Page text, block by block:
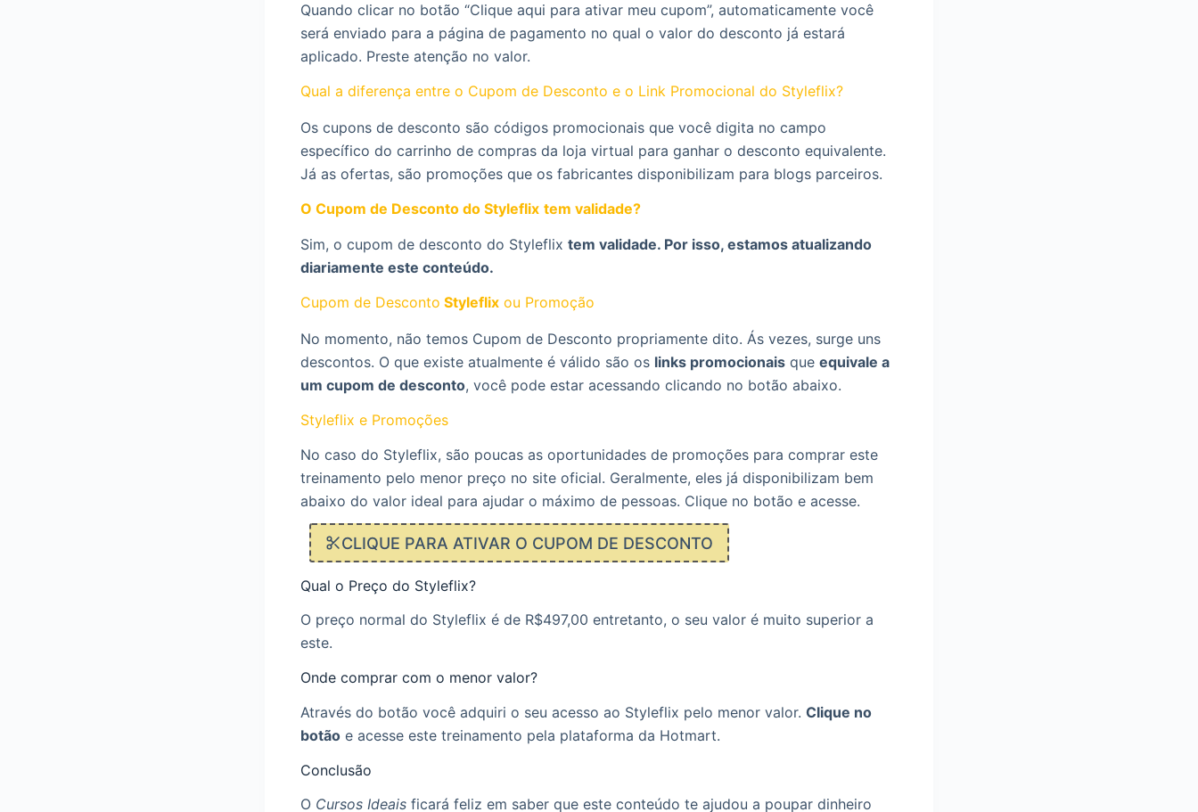
Quando clicar no botão “Clique aqui para ativar meu cupom”, automaticamente você
será enviado para a página de pagamento no qual o valor do desconto já estará
aplicado. Preste atenção no valor.
Qual a diferença entre o Cupom de Desconto e o Link Promocional do Styleflix?
Os cupons de desconto são códigos promocionais que você digita no campo
específico do carrinho de compras da loja virtual para ganhar o desconto equivalente.
Já as ofertas, são promoções que os fabricantes disponibilizam para blogs parceiros.
O Cupom de Desconto do Styleflix tem validade?
Sim, o cupom de desconto do Styleflix tem validade. Por isso, estamos atualizando
diariamente este conteúdo.
Cupom de Desconto Styleflix ou Promoção
No momento, não temos Cupom de Desconto propriamente dito. Ás vezes, surge uns
descontos. O que existe atualmente é válido são os links promocionais que equivale a
um cupom de desconto, você pode estar acessando clicando no botão abaixo.
Styleflix e Promoções
No caso do Styleflix, são poucas as oportunidades de promoções para comprar este
treinamento pelo menor preço no site oficial. Geralmente, eles já disponibilizam bem
abaixo do valor ideal para ajudar o máximo de pessoas. Clique no botão e acesse.
CLIQUE PARA ATIVAR O CUPOM DE DESCONTO
Qual o Preço do Styleflix?
O preço normal do Styleflix é de R$497,00 entretanto, o seu valor é muito superior a
este.
Onde comprar com o menor valor?
Através do botão você adquiri o seu acesso ao Styleflix pelo menor valor. Clique no
botão e acesse este treinamento pela plataforma da Hotmart.
Conclusão
O Cursos Ideais ficará feliz em saber que este conteúdo te ajudou a poupar dinheiro